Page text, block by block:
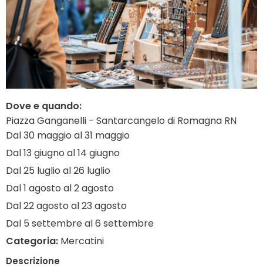
Dove e quando:
Piazza Ganganelli - Santarcangelo di Romagna RN
Dal 30 maggio al 31 maggio
Dal 13 giugno al 14 giugno
Dal 25 luglio al 26 luglio
Dal 1 agosto al 2 agosto
Dal 22 agosto al 23 agosto
Dal 5 settembre al 6 settembre
Categoria: Mercatini
Descrizione